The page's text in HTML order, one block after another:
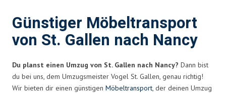
Günstiger Möbeltransport
von St. Gallen nach Nancy
Du planst einen Umzug von St. Gallen nach Nancy? Dann bist
du bei uns, dem Umzugsmeister Vogel St. Gallen, genau richtig!
Wir bieten dir einen günstigen Möbeltransport, der deinen Umzug